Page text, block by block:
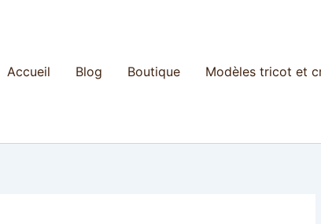
Accueil Blog Boutique Modèles tricot et